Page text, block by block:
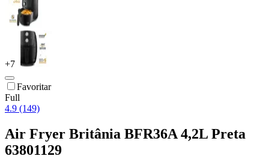
+7
Favoritar
Full
4.9 (149)
Air Fryer Britânia BFR36A 4,2L Preta
63801129